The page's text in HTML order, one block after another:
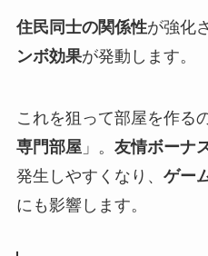
住民同士の関係性が強化
ンボ効果が発動します。
これを狙って部屋を作る
専門部屋 」。 友情ボーナ
発生しやすくなり、 ゲー
にも影響します。